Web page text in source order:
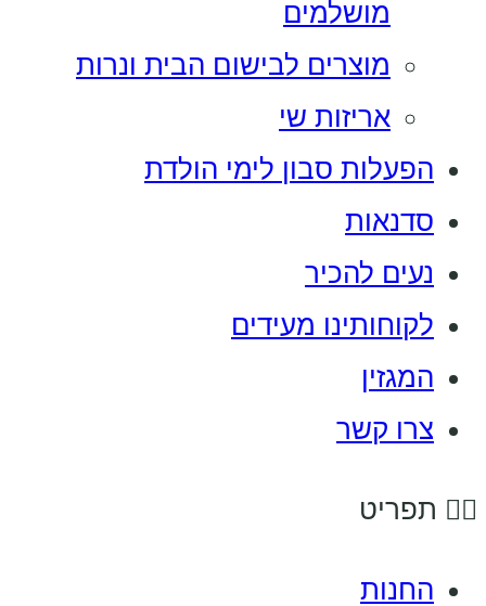
מושלמים
מוצרים לבישום הבית ונרות
אריזות שי
הפעלות סבון לימי הולדת
סדנאות
נעים להכיר
לקוחותינו מעידים
המגזין
צרו קשר
תפריט
החנות